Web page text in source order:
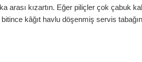
arası kızartın. Eğer piliçler çok çabuk
kâğıt havlu döşenmiş servis